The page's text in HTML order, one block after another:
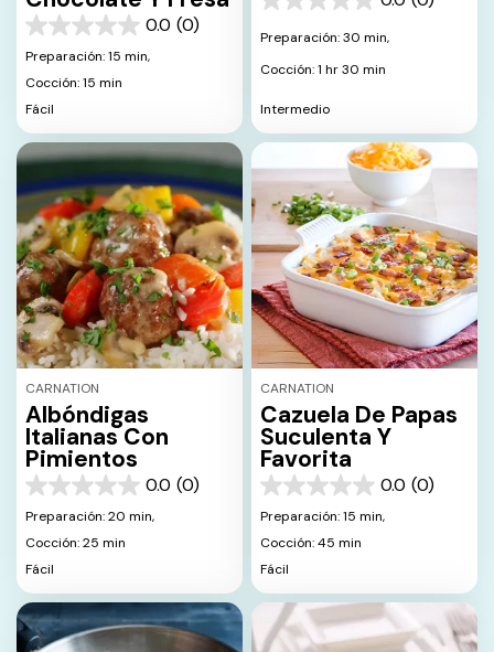
0.0 (0)
0.0
de
estrellas.
Preparación: 15 min,
Cocción: 15 min
Fácil
0.0
de
5
estrellas.
Preparación: 30 min,
Cocción: 1 hr 30 min
Intermedio
CARNATION
Albóndigas
Italianas Con
Pimientos
0.0 (0)
0.0
de
estrellas.
Preparación: 20 min,
Cocción: 25 min
Fácil
CARNATION
Cazuela De Papas
Suculenta Y
Favorita
0.0 (0)
0.0
de
estrellas.
Preparación: 15 min,
Cocción: 45 min
Fácil